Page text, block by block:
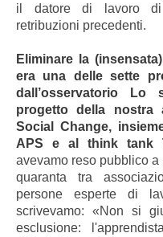
il datore di lavoro di
retribuzioni precedenti.
Eliminare la
era una delle sette
dall’osservatorio
progetto della nostra
Social Change,
APS e al think tank
avevamo reso pubblico
quaranta tra
persone esperte di
scrivevamo: «Non si
esclusione: